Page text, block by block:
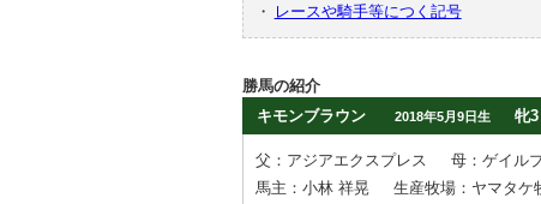
・
レースや騎手等につく記号
勝馬の紹介
キモンブラウン
2018年5月9日生 牝3
父：アジアエクスプレス
母：ゲイル
馬主：小林 祥晃
生産牧場：ヤマタケ